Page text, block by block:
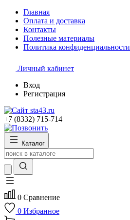
Главная
Оплата и доставка
Контакты
Полезные материалы
Политика конфиденциальности
Личный кабинет
Вход
Регистрация
+7 (8332) 715-714
Каталог
0 Сравнение
0 Избранное